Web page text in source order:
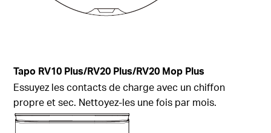
Tapo RV10 Plus/RV20 Plus/RV20 Mop Plus
Essuyez les contacts de charge avec un chiffon
propre et sec. Nettoyez-les une fois par mois.